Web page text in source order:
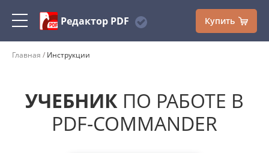
Редактор PDF Купить
Главная Инструкции
УЧЕБНИК ПО РАБОТЕ В
PDF-COMMANDER